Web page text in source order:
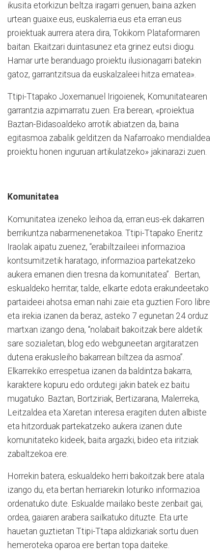
ikusita etorkizun beltza iragarri genuen, baina azken
urtean guaixe.eus, euskalerria.eus eta erran.eus
proiektuak aurrera atera dira, Tokikom Plataformaren
baitan. Ekaitzari duintasunez eta grinez eutsi diogu.
Hamar urte beranduago proiektu ilusionagarri batekin
gatoz, garrantzitsua da euskalzaleei hitza ematea».
Ttipi-Ttapako Joxemanuel Irigoienek, Komunitatearen
garrantzia azpimarratu zuen. Era berean, «proiektua
Baztan-Bidasoaldeko arrotik abiatzen da, baina
egitasmoa zabalik gelditzen da Nafarroako mendialdea
proiektu honen inguruan artikulatzeko» jakinarazi zuen.
Komunitatea
Komunitatea izeneko leihoa da, erran.eus-ek dakarren
berrikuntza nabarmenenetakoa. Ttipi-Ttapako Eneritz
Iraolak aipatu zuenez, “erabiltzaileei informazioa
kontsumitzetik haratago, informazioa partekatzeko
aukera emanen dien tresna da komunitatea”. Bertan,
eskualdeko herritar, talde, elkarte edota erakundeetako
partaideei ahotsa eman nahi zaie eta guztien Foro libre
eta irekia izanen da beraz, asteko 7 egunetan 24 orduz
martxan izango dena, “nolabait bakoitzak bere aldetik
sare sozialetan, blog edo webguneetan argitaratzen
dutena erakusleiho bakarrean biltzea da asmoa”.
Elkarrekiko errespetua izanen da baldintza bakarra,
karaktere kopuru edo ordutegi jakin batek ez baitu
mugatuko. Baztan, Bortziriak, Bertizarana, Malerreka,
Leitzaldea eta Xaretan interesa eragiten duten albiste
eta hitzorduak partekatzeko aukera izanen dute
komunitateko kideek, baita argazki, bideo eta iritziak
zabaltzekoa ere.
Horrekin batera, eskualdeko herri bakoitzak bere atala
izango du, eta bertan herriarekin loturiko informazioa
ordenatuko dute. Eskualde mailako beste zenbait gai,
ordea, gaiaren arabera sailkatuko dituzte. Eta urte
hauetan guztietan Ttipi-Ttapa aldizkariak sortu duen
hemeroteka oparoa ere bertan topa daiteke.